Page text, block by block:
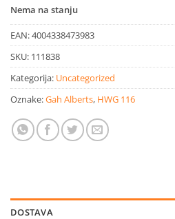
Nema na stanju
EAN:4004338473983
SKU: 111838
Kategorija: Uncategorized
Oznake:Gah Alberts, HWG 116
DOSTAVA